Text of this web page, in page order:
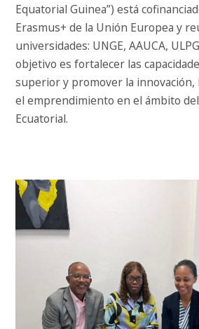
Equatorial Guinea”) está
Erasmus+ de la Unión Europea y
universidades: UNGE, AAUCA,
objetivo es fortalecer las
superior y promover la innovación,
el emprendimiento en el ámbito
Ecuatorial.